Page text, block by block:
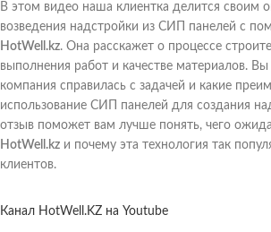
В этом видео наша клиентка делится своим
возведения надстройки из СИП панелей с
HotWell.kz. Она расскажет о процессе
выполнения работ и качестве материалов. Вы
компания справилась с задачей и какие
использование СИП панелей для создания
отзыв поможет вам лучше понять, чего
HotWell.kz и почему эта технология так
клиентов.
Канал HotWell.KZ на Youtube